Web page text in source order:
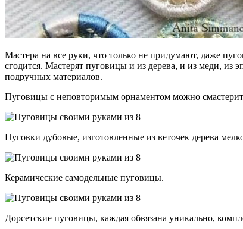
Мастера на все руки, что только не придумают, даже
сгодится. Мастерят пуговицы и из дерева, и из меди, из
подручных материалов.
Пуговицы с неповторимым орнаментом можно
Пуговки дубовые, изготовленные из веточек дерева
Керамические самодельные пуговицы.
Дорсетские пуговицы, каждая обвязана уникально,